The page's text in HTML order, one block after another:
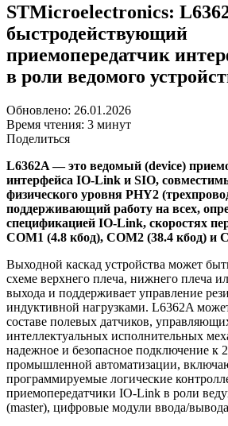
STMicroelectronics:
быстродействующий
приемопередатчик
в роли ведомого
Обновлено: 26.01.2026
Время чтения: 3 минут
Поделиться
L6362A — это ведомый (device)
интерфейса IO-Link и SIO,
физического уровня PHY2
поддерживающий работу на всех,
спецификацией IO-Link, скоростях
COM1 (4.8 кбод), COM2 (38.4 кбод) и
Выходной каскад устройства может
схеме верхнего плеча, нижнего плеча
выхода и поддерживает управление
индуктивной нагрузками. L6362A
составе полевых датчиков,
интеллектуальных исполнительных
надежное и безопасное подключение к
промышленной автоматизации,
программируемые логические
приемопередатчики IO-Link в роли
(master), цифровые модули ввода/